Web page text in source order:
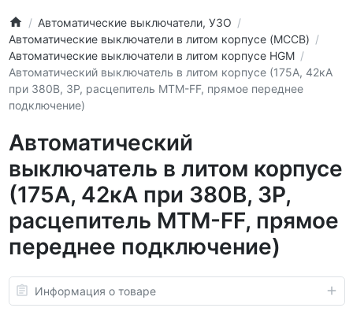
Автоматические выключатели, УЗО
Автоматические выключатели в литом корпусе (MCCB)
Автоматические выключатели в литом корпусе HGM
Автоматический выключатель в литом корпусе (175А, 42кА
при 380В, 3P, расцепитель MTM-FF, прямое переднее
подключение)
Автоматический
выключатель в литом корпусе
(175А, 42кА при 380В, 3P,
расцепитель MTM-FF, прямое
переднее подключение)
Информация о товаре